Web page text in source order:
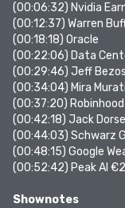
(00:06:32) Nvidia
(00:12:37) Warren
(00:18:18) Oracle
(00:22:06) Data
(00:29:46) Jeff
(00:34:04) Mira
(00:37:20)
(00:42:18) Jack
(00:44:03) Schwarz
(00:48:15) Google
(00:52:42) Peak AI
Shownotes